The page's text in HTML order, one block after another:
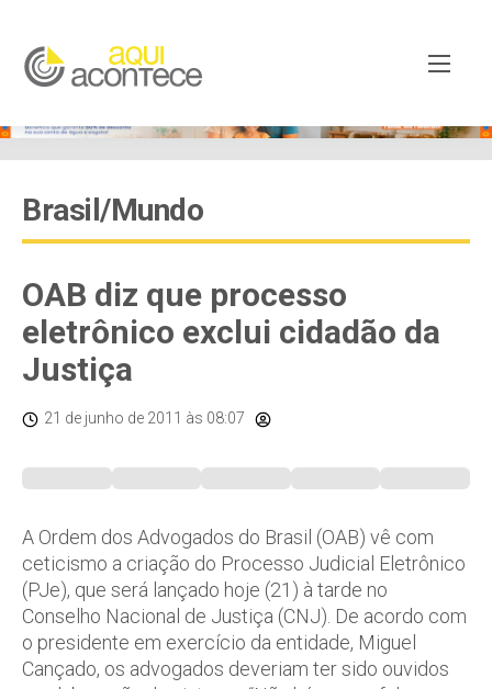
Brasil/Mundo
OAB diz que processo
eletrônico exclui cidadão da
Justiça
21 de junho de 2011 às 08:07
A Ordem dos Advogados do Brasil (OAB) vê com
ceticismo a criação do Processo Judicial Eletrônico
(PJe), que será lançado hoje (21) à tarde no
Conselho Nacional de Justiça (CNJ). De acordo com
o presidente em exercício da entidade, Miguel
Cançado, os advogados deveriam ter sido ouvidos